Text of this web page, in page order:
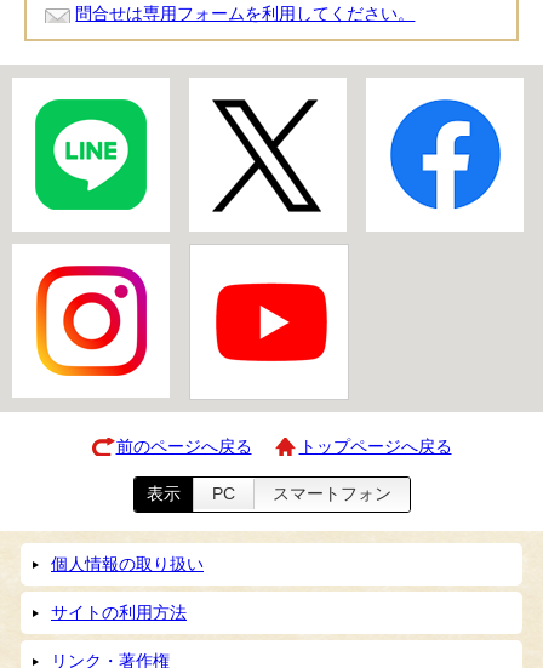
問合せは専用フォームを利用してください。
前のページへ戻る トップページへ戻る
表示 PC スマートフォン
個人情報の取り扱い
サイトの利用方法
リンク・著作権